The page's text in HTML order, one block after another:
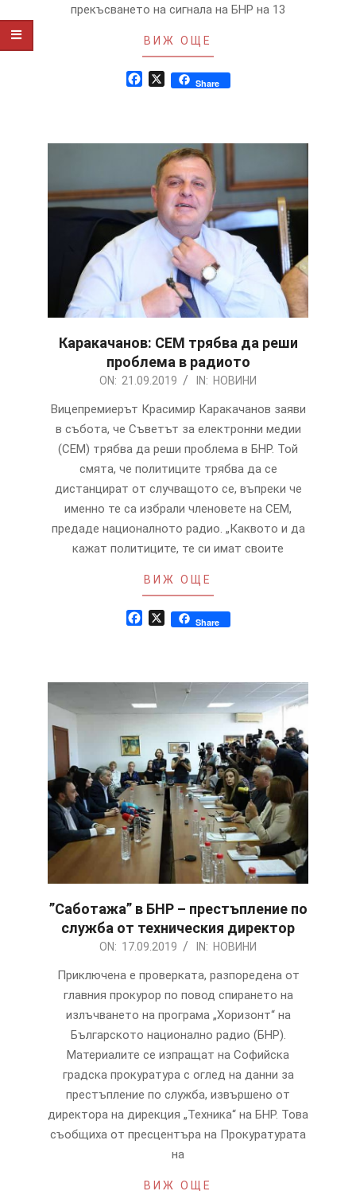
прекъсването на сигнала на БНР на 13
ВИЖ ОЩЕ
Facebook
X Share
Каракачанов: СЕМ трябва да реши
проблема в радиото
ON: 21.09.2019 IN: НОВИНИ
Вицепремиерът Красимир Каракачанов заяви
в събота, че Съветът за електронни медии
(СЕМ) трябва да реши проблема в БНР. Той
смята, че политиците трябва да се
дистанцират от случващото се, въпреки че
именно те са избрали членовете на СЕМ,
предаде националното радио. „Каквото и да
кажат политиците, те си имат своите
ВИЖ ОЩЕ
Facebook
X Share
”Саботажа” в БНР – престъпление по
служба от техническия директор
ON: 17.09.2019 IN: НОВИНИ
Приключена е проверката, разпоредена от
главния прокурор по повод спирането на
излъчването на програма „Хоризонт“ на
Българското национално радио (БНР).
Материалите се изпращат на Софийска
градска прокуратура с оглед на данни за
престъпление по служба, извършено от
директора на дирекция „Техника“ на БНР. Това
съобщиха от пресцентъра на Прокуратурата
на
ВИЖ ОЩЕ